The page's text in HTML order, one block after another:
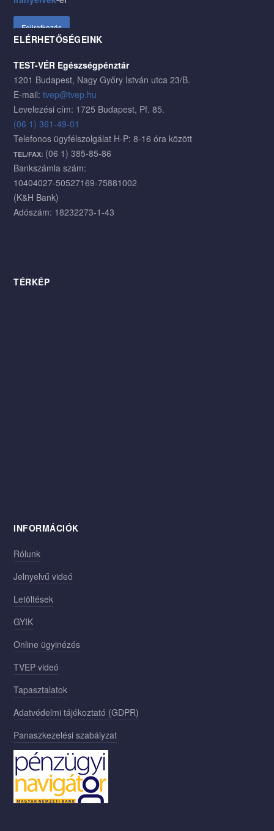
ELÉRHETŐSÉGEINK
TEST-VÉR Egészségpénztár
1201 Budapest, Nagy Győry István utca 23/B.
E-mail: tvep@tvep.hu
Levelezési cím: 1725 Budapest, Pf. 85.
(06 1) 361-49-01
Telefonos ügyfélszolgálat H-P: 8-16 óra között
TEL/FAX: (06 1) 385-85-86
Bankszámla szám:
10404027-50527169-75881002
(K&H Bank)
Adószám: 18232273-1-43
TÉRKÉP
INFORMÁCIÓK
Rólunk
Jelnyelvű videó
Letöltések
GYIK
Online ügyinézés
TVEP videó
Tapasztalatok
Adatvédelmi tájékoztató (GDPR)
Panaszkezelési szabályzat